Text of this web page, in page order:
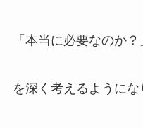
「本当に必要なのか？
を深く考えるようにな